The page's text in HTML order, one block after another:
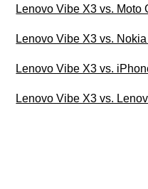
Lenovo Vibe X3 vs. Moto
Lenovo Vibe X3 vs.
Lenovo Vibe X3 vs.
Lenovo Vibe X3 vs.